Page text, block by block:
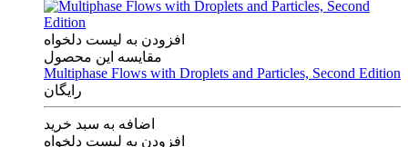
افزودن به لیست دلخواه
مقایسه این محصول
Multiphase Flows with Droplets and Particles, Second Edition
رایگان
اضافه به سبد خرید
افزودن به لیست دلخواه